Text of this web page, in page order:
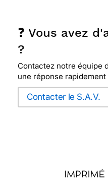
❓ Vous avez
?
Contactez notre équipe
une réponse rapidement
Contacter le S.A.V.